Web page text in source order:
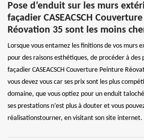
Pose d’enduit sur les murs
façadier CASEACSCH
Réovation 35 sont les moins
Lorsque vous entamez les finitions de vos murs
pour des raisons esthétiques, de procéder à des
façadier CASEACSCH Couverture Peinture
vous devez vous car ses prix sont les plus
domaine, que vous optiez pour un enduit
ses prestations n’est plus à douter et vous
réalisationstourner, en visitant son site internet.